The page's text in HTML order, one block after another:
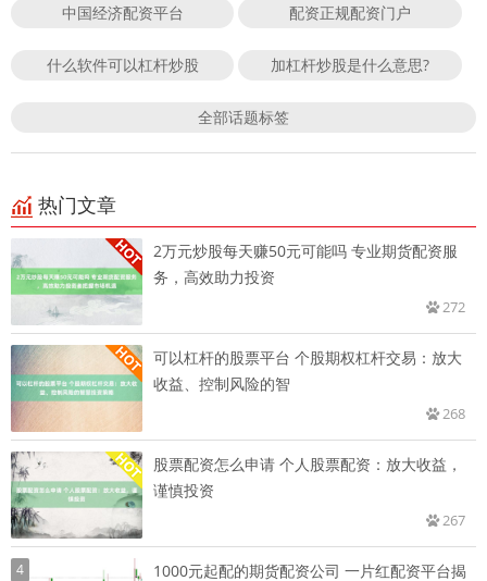
中国经济配资平台 配资正规配资门户
什么软件可以杠杆炒股 加杠杆炒股是什么意思?
全部话题标签
热门文章
2万元炒股每天赚50元可能吗 专业期货配资服
务，高效助力投资
272
可以杠杆的股票平台 个股期权杠杆交易：放大
收益、控制风险的智
268
股票配资怎么申请 个人股票配资：放大收益，
谨慎投资
267
4 1000元起配的期货配资公司 一片红配资平台揭